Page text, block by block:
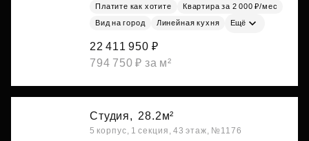
Платите как хотите
Квартира за 2 000 ₽/мес
Вид на город Линейная кухня Ещё
22 411 950 ₽
794 750 ₽ за м²
Студия, 28.2м²
5 корпус, 1 секция, 43 этаж, №1176